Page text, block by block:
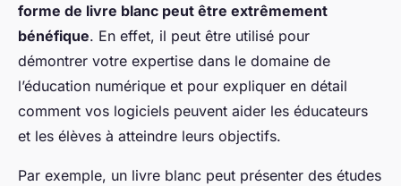
forme de livre blanc peut être extrêmement
bénéfique. En effet, il peut être utilisé pour
démontrer votre expertise dans le domaine de
l’éducation numérique et pour expliquer en détail
comment vos logiciels peuvent aider les éducateurs
et les élèves à atteindre leurs objectifs.
Par exemple, un livre blanc peut présenter des études